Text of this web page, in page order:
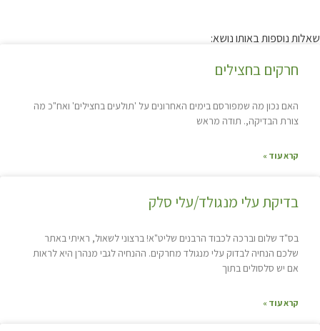
שאלות נוספות באותו נושא:
חרקים בחצילים
האם נכון מה שמפורסם בימים האחרונים על 'תולעים בחצילים' ואח"כ מה
צורת הבדיקה,. תודה מראש
קרא עוד »
בדיקת עלי מנגולד/עלי סלק
בס"ד שלום וברכה לכבוד הרבנים שליט"א! ברצוני לשאול, ראיתי באתר
שלכם הנחיה לבדוק עלי מנגולד מחרקים. ההנחיה לגבי מנהרן היא לראות
אם יש סלסולים בתוך
קרא עוד »